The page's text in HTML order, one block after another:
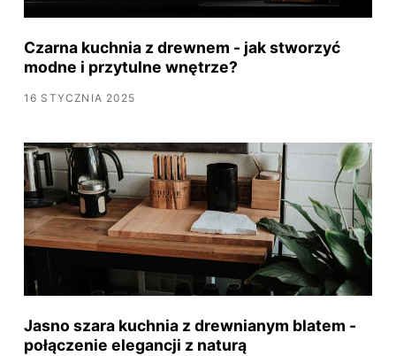
Czarna kuchnia z drewnem - jak stworzyć
modne i przytulne wnętrze?
16 STYCZNIA 2025
Jasno szara kuchnia z drewnianym blatem -
połączenie elegancji z naturą